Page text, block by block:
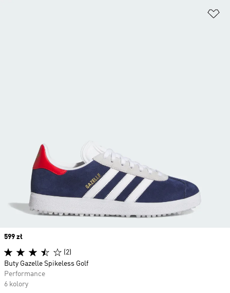
Price
599 zł
(2)
Buty Gazelle Spikeless Golf
Performance
6 kolory